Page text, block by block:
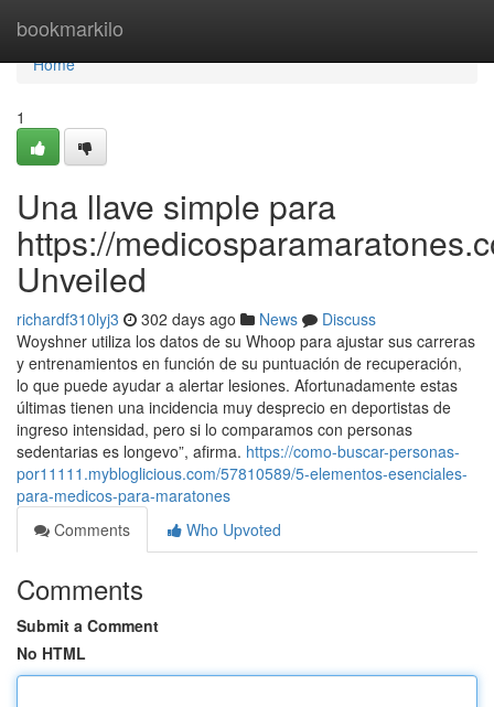
bookmarkilo
Home
Home
1
Una llave simple para
https://
Unveiled
richardf310lyj3 302 days ago News
Discuss
Woyshner utiliza los datos de su Whoop para ajustar sus carreras
y entrenamientos en función de su puntuación de recuperación,
lo que puede ayudar a alertar lesiones. Afortunadamente estas
últimas tienen una incidencia muy desprecio en deportistas de
ingreso intensidad, pero si lo comparamos con personas
sedentarias es longevo”, afirma. https://como-buscar-personas-
por11111.mybloglicious.com/57810589/5-elementos-esenciales-
para-medicos-para-maratones
Comments
Who Upvoted
Comments
Submit a Comment
No HTML